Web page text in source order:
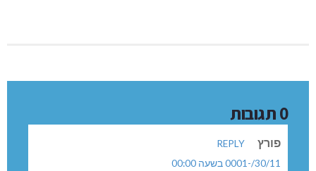
0 תגובות
פורץ
REPLY
30/11/-0001 בשעה 00:00